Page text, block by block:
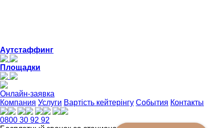
Аутстаффинг
Площадки
Онлайн-заявка
Компания Услуги Вартість кейтерінгу События Контакты
0800 30 92 92